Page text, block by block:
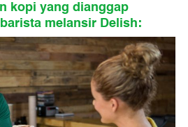
kopi yang dianggap
melansir Delish: